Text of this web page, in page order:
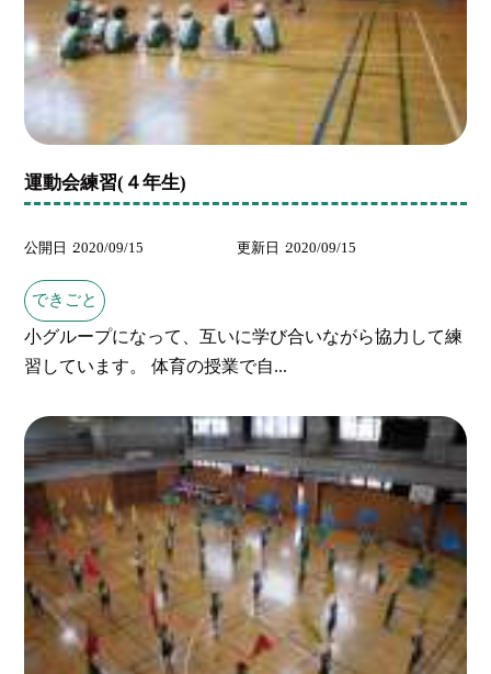
運動会練習(４年生)
公開日 2020/09/15 更新日 2020/09/15
できごと
小グループになって、互いに学び合いながら協力して練
習しています。 体育の授業で自...